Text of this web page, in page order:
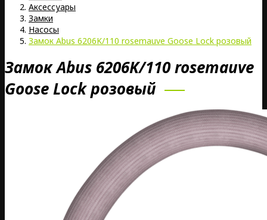
Аксессуары
Замки
Насосы
Замок Abus 6206K/110 rosemauve Goose Lock розовый
Замок Abus 6206K/110 rosemauve
Goose Lock розовый